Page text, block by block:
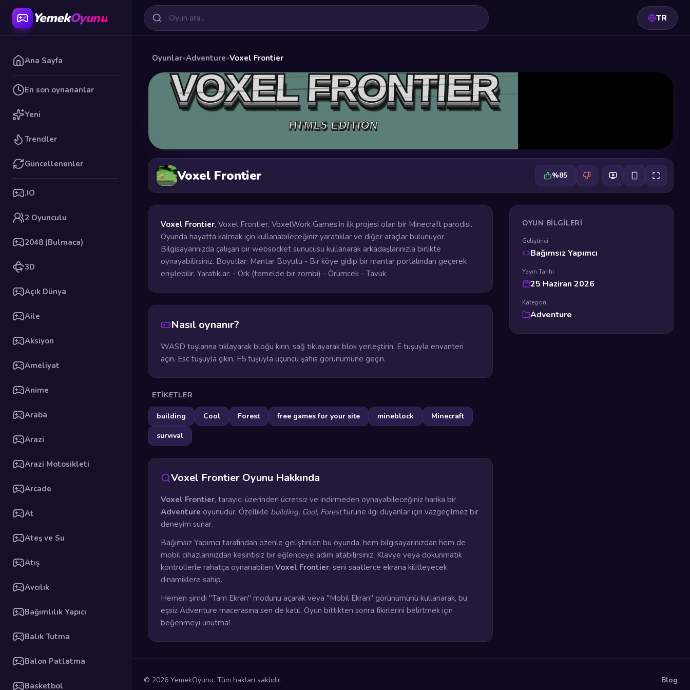
YemekOyunu
Ana Sayfa
En son oynananlar
Yeni
Trendler
Güncellenenler
.IO
2 Oyunculu
2048 (Bulmaca)
3D
Açık Dünya
Aile
Aksiyon
Ameliyat
Anime
Araba
Arazi
Arazi Motosikleti
Arcade
At
Ateş ve Su
Atış
Avcılık
Bağımlılık Yapıcı
Balık Tutma
Balon Patlatma
Basketbol
TR
Oyunlar»Adventure»Voxel Frontier
Voxel Frontier %85
Voxel Frontier, Voxel Frontier, VoxelWork Games'in ilk projesi olan bir Minecraft parodisi.
Oyunda hayatta kalmak için kullanabileceğiniz yaratıklar ve diğer araçlar bulunuyor.
Bilgisayarınızda çalışan bir websocket sunucusu kullanarak arkadaşlarınızla birlikte
oynayabilirsiniz. Boyutlar: Mantar Boyutu - Bir köye gidip bir mantar portalından geçerek
erişilebilir. Yaratıklar: - Ork (temelde bir zombi) - Örümcek - Tavuk
Nasıl oynanır?
WASD tuşlarına tıklayarak bloğu kırın, sağ tıklayarak blok yerleştirin, E tuşuyla envanteri
açın, Esc tuşuyla çıkın, F5 tuşuyla üçüncü şahıs görünümüne geçin.
ETIKETLER
building Cool Forest free games for your site mineblock
Minecraft
survival
Voxel Frontier Oyunu Hakkında
Voxel Frontier, tarayıcı üzerinden ücretsiz ve indirmeden oynayabileceğiniz harika bir
Adventure oyunudur. Özellikle building, Cool, Foresttürüne ilgi duyanlar için vazgeçilmez bir
deneyim sunar.
Bağımsız Yapımcı tarafından özenle geliştirilen bu oyunda, hem bilgisayarınızdan hem de
mobil cihazlarınızdan kesintisiz bir eğlenceye adım atabilirsiniz. Klavye veya dokunmatik
kontrollerle rahatça oynanabilen Voxel Frontier, seni saatlerce ekrana kilitleyecek
dinamiklere sahip.
Hemen şimdi "Tam Ekran" modunu açarak veya "Mobil Ekran" görünümünü kullanarak, bu
eşsiz Adventure macerasına sen de katıl. Oyun bittikten sonra fikirlerini belirtmek için
beğenmeyi unutma!
OYUN BILGILERI
Geliştirici
Bağımsız Yapımcı
Yayın Tarihi
25 Haziran 2026
Kategori
Adventure
© 2026 YemekOyunu. Tüm hakları saklıdır. Blog